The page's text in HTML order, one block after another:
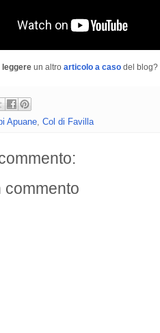
leggere un altro articolo a caso del blog?
Apuane Col di Favilla
commento